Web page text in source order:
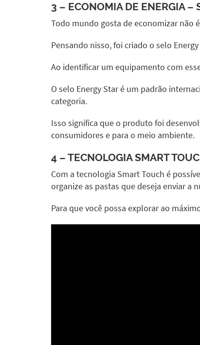
3 – ECONOMIA DE ENERGIA –
Todo mundo gosta de economizar não
Pensando nisso, foi criado o selo Energy
Ao identificar um equipamento com
O selo Energy Star é um padrão
categoria.
Isso significa que o produto foi
consumidores e para o meio ambiente.
4 – TECNOLOGIA SMART
Com a tecnologia Smart Touch é
organize as pastas que deseja enviar a
Para que você possa explorar ao